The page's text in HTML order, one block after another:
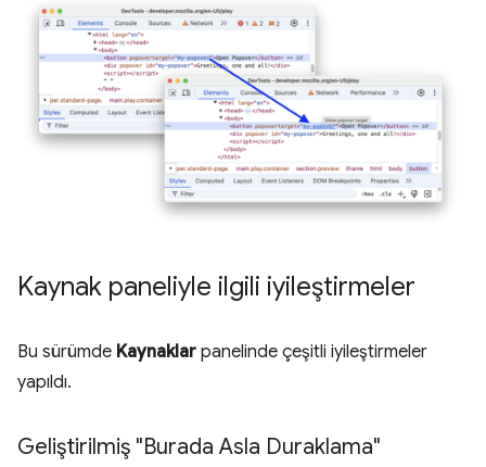
Kaynak paneliyle ilgili iyileştirmeler
Bu sürümde Kaynaklar panelinde çeşitli iyileştirmeler
yapıldı.
Geliştirilmiş "Burada Asla Duraklama"